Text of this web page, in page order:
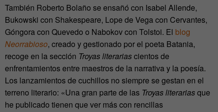
También Roberto Bolaño se ensañó con Isabel Allende,
Bukowski con Shakespeare, Lope de Vega con Cervantes,
Góngora con Quevedo o Nabokov con Tolstoi. El blog
Neorrabioso, creado y gestionado por el poeta Batania,
recoge en la sección Troyas literariascientos de
enfrentamientos entre maestros de la narrativa y la poesía.
Los lanzamientos de cuchillos no siempre se gestan en el
terreno literario: «Una gran parte de las Troyas literariasque
he publicado tienen que ver más con rencillas